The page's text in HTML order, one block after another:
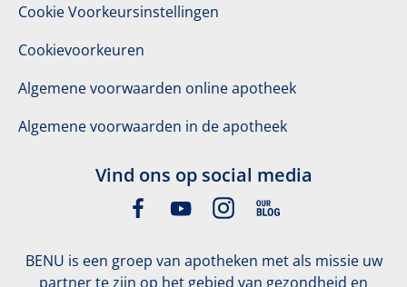
Cookie Voorkeursinstellingen
Cookievoorkeuren
Algemene voorwaarden online apotheek
Algemene voorwaarden in de apotheek
BENU is een groep van apotheken met als missie uw
partner te zijn op het gebied van gezondheid en
Vind ons op social media